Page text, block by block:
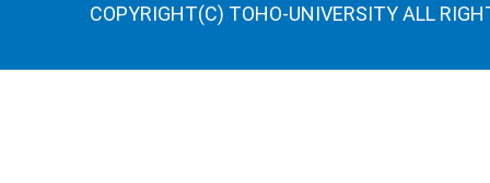
COPYRIGHT(C) TOHO-UNIVERSITY ALL